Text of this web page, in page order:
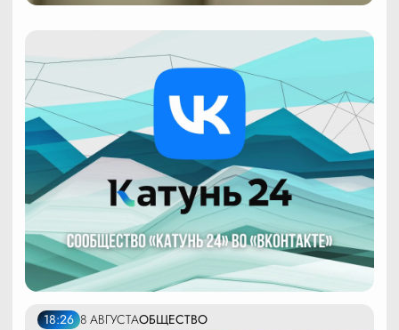
18:26 8 АВГУСТАОБЩЕСТВО